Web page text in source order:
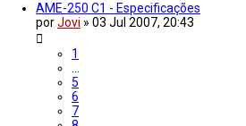
AME-250 C1 - Especificações
porJovi » 03 Jul 2007, 20:43
1
…
5
6
7